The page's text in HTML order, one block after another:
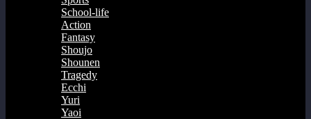
School-life
Action
Fantasy
Shoujo
Shounen
Tragedy
Ecchi
Yuri
Yaoi